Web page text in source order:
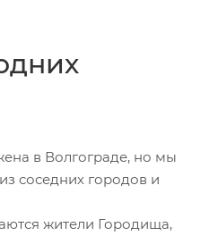
в Волгограде, но мы
соседних городов и
жители Городища,